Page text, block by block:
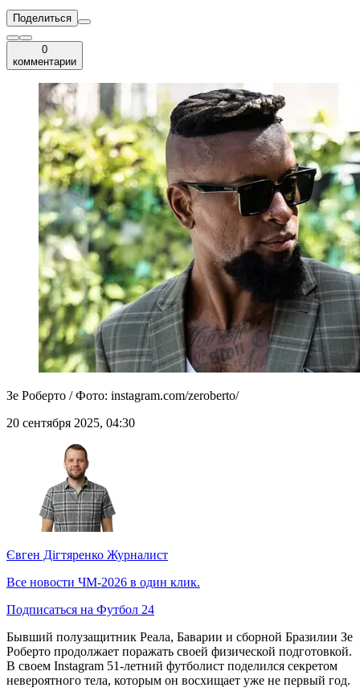
Поделиться
0
комментарии
Зе Роберто / Фото: instagram.com/zeroberto/
20 сентября 2025, 04:30
Євген Дігтяренко Журналист
Все новости ЧМ-2026 в один клик.
Подписаться на Футбол 24
Бывший полузащитник Реала, Баварии и сборной Бразилии Зе
Роберто продолжает поражать своей физической подготовкой.
В своем Instagram 51-летний футболист поделился секретом
невероятного тела, которым он восхищает уже не первый год.